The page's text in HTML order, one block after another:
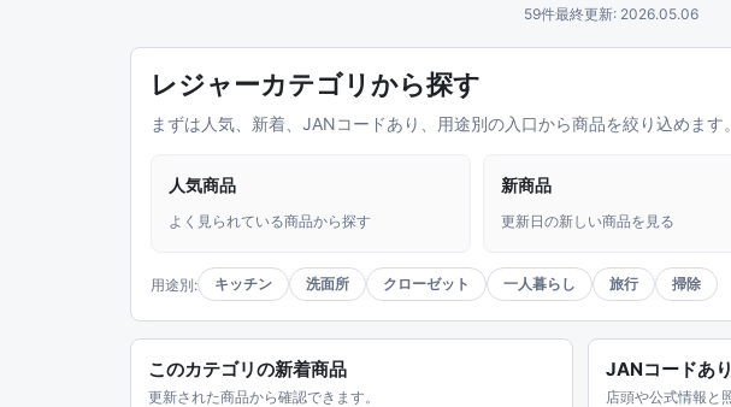
59件最終更新: 2026.05.06
レジャーカテゴリから探す
まずは人気、新着、JANコードあり、用途別の入口から商品を絞り込めます。
人気商品
よく見られている商品から探す
新商品
更新日の新しい商品を見る
用途別: キッチン 洗面所 クローゼット 一人暮らし 旅行 掃除
このカテゴリの新着商品
更新された商品から確認できます。
JANコードあ
店頭や公式情報と